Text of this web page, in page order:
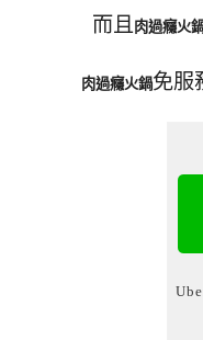
而且 肉過癮火
肉過癮火鍋免服